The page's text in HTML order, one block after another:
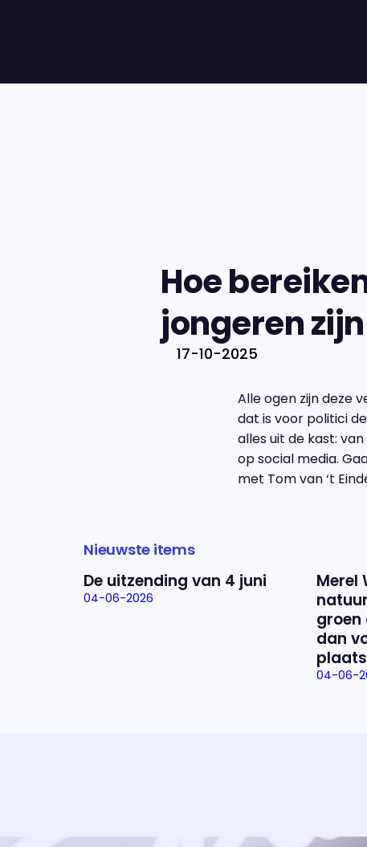
Hoe
jongeren
17-10-2025
Alle ogen zijn deze
dat is voor politici
alles uit de kast:
op social media.
met Tom van ‘t
Nieuwste items
De uitzending van 4 juni
04-06-2026
Merel
groen
dan
04-06-